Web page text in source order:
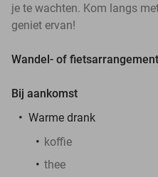
je te wachten. Kom langs
geniet ervan!
Wandel- of fietsarrangement
Bij aankomst
Warme drank
koffie
thee